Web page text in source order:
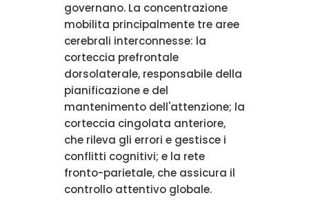
governano. La concentrazione
mobilita principalmente tre aree
cerebrali interconnesse: la
corteccia prefrontale
dorsolaterale, responsabile della
pianificazione e del
mantenimento dell'attenzione; la
corteccia cingolata anteriore,
che rileva gli errori e gestisce i
conflitti cognitivi; e la rete
fronto-parietale, che assicura il
controllo attentivo globale.